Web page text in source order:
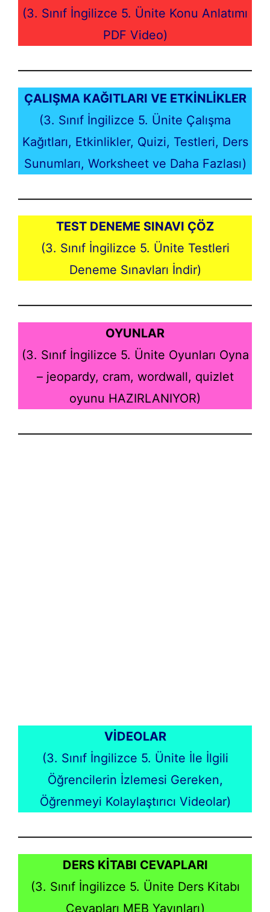
(3. Sınıf İngilizce 5. Ünite Konu Anlatımı
PDF Video)
ÇALIŞMA KAĞITLARI VE ETKİNLİKLER
(3. Sınıf İngilizce 5. Ünite Çalışma
Kağıtları, Etkinlikler, Quizi, Testleri, Ders
Sunumları, Worksheet ve Daha Fazlası)
TEST DENEME SINAVI ÇÖZ
(3. Sınıf İngilizce 5. Ünite Testleri
Deneme Sınavları İndir)
OYUNLAR
(3. Sınıf İngilizce 5. Ünite Oyunları Oyna
– jeopardy, cram, wordwall, quizlet
oyunu HAZIRLANIYOR)
VİDEOLAR
(3. Sınıf İngilizce 5. Ünite İle İlgili
Öğrencilerin İzlemesi Gereken,
Öğrenmeyi Kolaylaştırıcı Videolar)
DERS KİTABI CEVAPLARI
(3. Sınıf İngilizce 5. Ünite Ders Kitabı
Cevapları MEB Yayınları)